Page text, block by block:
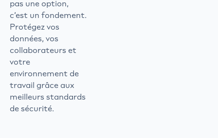
pas une option,
c’est un fondement.
Protégez vos
données, vos
collaborateurs et
votre
environnement de
travail grâce aux
meilleurs standards
de sécurité.